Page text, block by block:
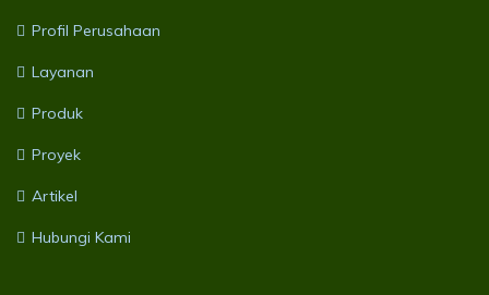
Profil Perusahaan
Layanan
Produk
Proyek
Artikel
Hubungi Kami